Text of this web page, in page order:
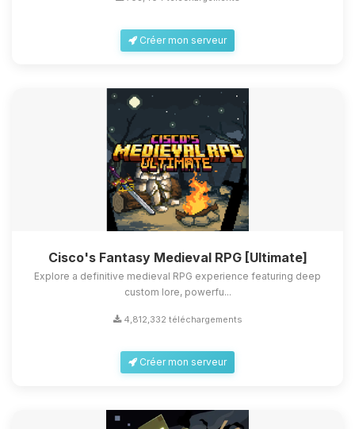
Créer mon serveur
Cisco's Fantasy Medieval RPG [Ultimate]
Explore a definitive medieval RPG experience featuring deep
custom lore, powerfu...
4,812,332 téléchargements
Créer mon serveur